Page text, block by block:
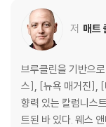
친밀한 소리 : 알렉상드
드넓은 무대 : 〈그랜드
기차를 계속 달리게 하
알곤퀸 호텔에서
웨스 앤더슨 : 세 번째
어제의 세계들 by 알리
저 매트
브루클린을 기반으
스], [뉴욕 매거진], [
향력 있는 칼럼니스
트된 바 있다. 웨스